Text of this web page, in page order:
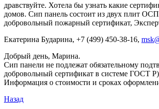
дравствуйте. Хотела бы узнать какие
домов. Сип панель состоит из двух плит
добровольный пожарный сертификат,
Екатерина Бударина, +7 (499) 450-38-16,
Добрый день, Марина.
Сип панели не подлежат обязательному
добровольный сертификат в системе ГОСТ
Информация о стоимости и сроках
Назад